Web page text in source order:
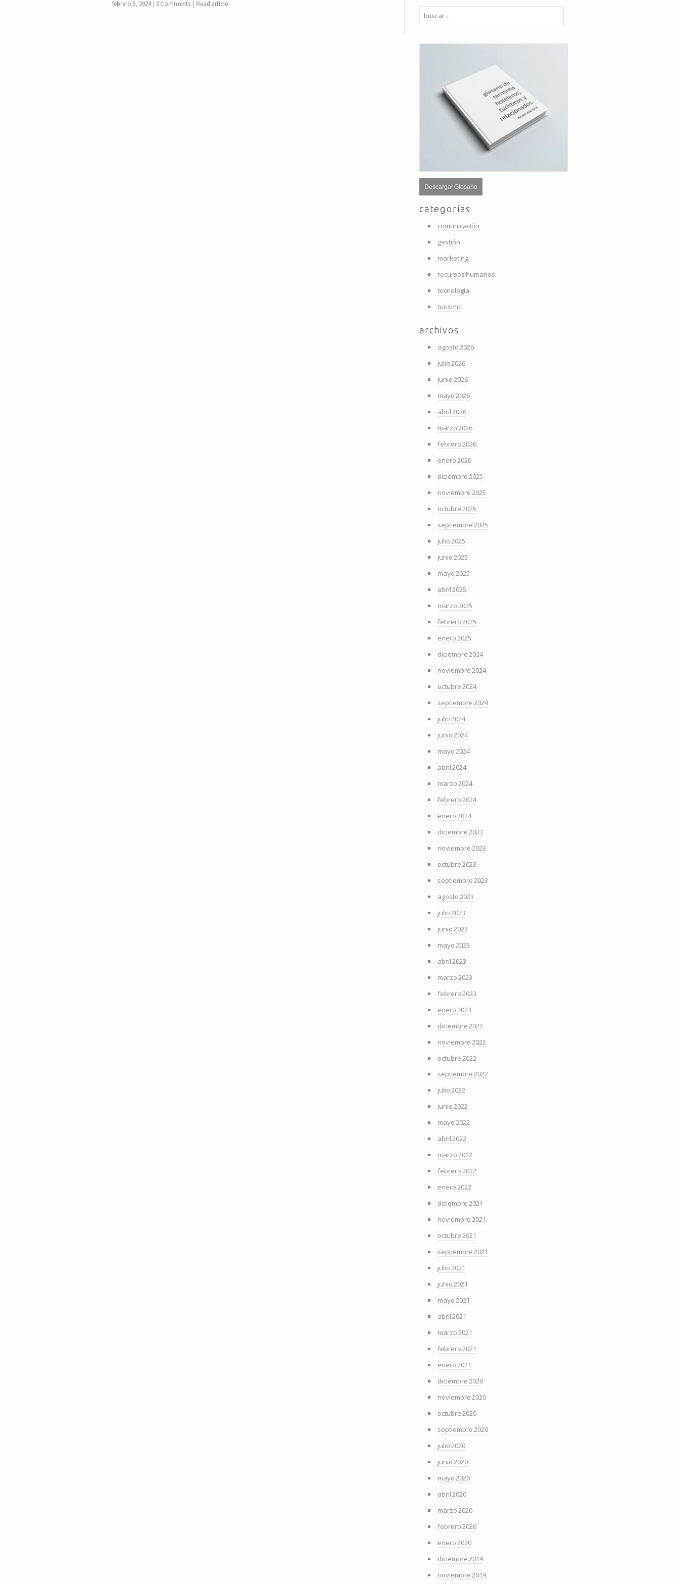
febrero 5, 2024 0 Comments Read article
Descargar Glosario
categorías
comunicación
gestión
marketing
recursos humanos
tecnología
turismo
archivos
agosto 2026
julio 2026
junio 2026
mayo 2026
abril 2026
marzo 2026
febrero 2026
enero 2026
diciembre 2025
noviembre 2025
octubre 2025
septiembre 2025
julio 2025
junio 2025
mayo 2025
abril 2025
marzo 2025
febrero 2025
enero 2025
diciembre 2024
noviembre 2024
octubre 2024
septiembre 2024
julio 2024
junio 2024
mayo 2024
abril 2024
marzo 2024
febrero 2024
enero 2024
diciembre 2023
noviembre 2023
octubre 2023
septiembre 2023
agosto 2023
julio 2023
junio 2023
mayo 2023
abril 2023
marzo 2023
febrero 2023
enero 2023
diciembre 2022
noviembre 2022
octubre 2022
septiembre 2022
julio 2022
junio 2022
mayo 2022
abril 2022
marzo 2022
febrero 2022
enero 2022
diciembre 2021
noviembre 2021
octubre 2021
septiembre 2021
julio 2021
junio 2021
mayo 2021
abril 2021
marzo 2021
febrero 2021
enero 2021
diciembre 2020
noviembre 2020
octubre 2020
septiembre 2020
julio 2020
junio 2020
mayo 2020
abril 2020
marzo 2020
febrero 2020
enero 2020
diciembre 2019
noviembre 2019